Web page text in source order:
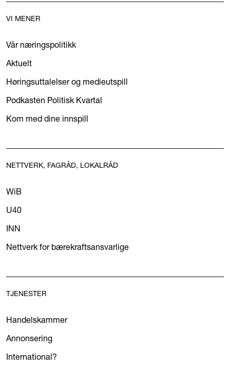
VI MENER
Vår næringspolitikk
Aktuelt
Høringsuttalelser og medieutspill
Podkasten Politisk Kvartal
Kom med dine innspill
NETTVERK, FAGRÅD, LOKALRÅD
WiB
U40
INN
Nettverk for bærekraftsansvarlige
TJENESTER
Handelskammer
Annonsering
International?